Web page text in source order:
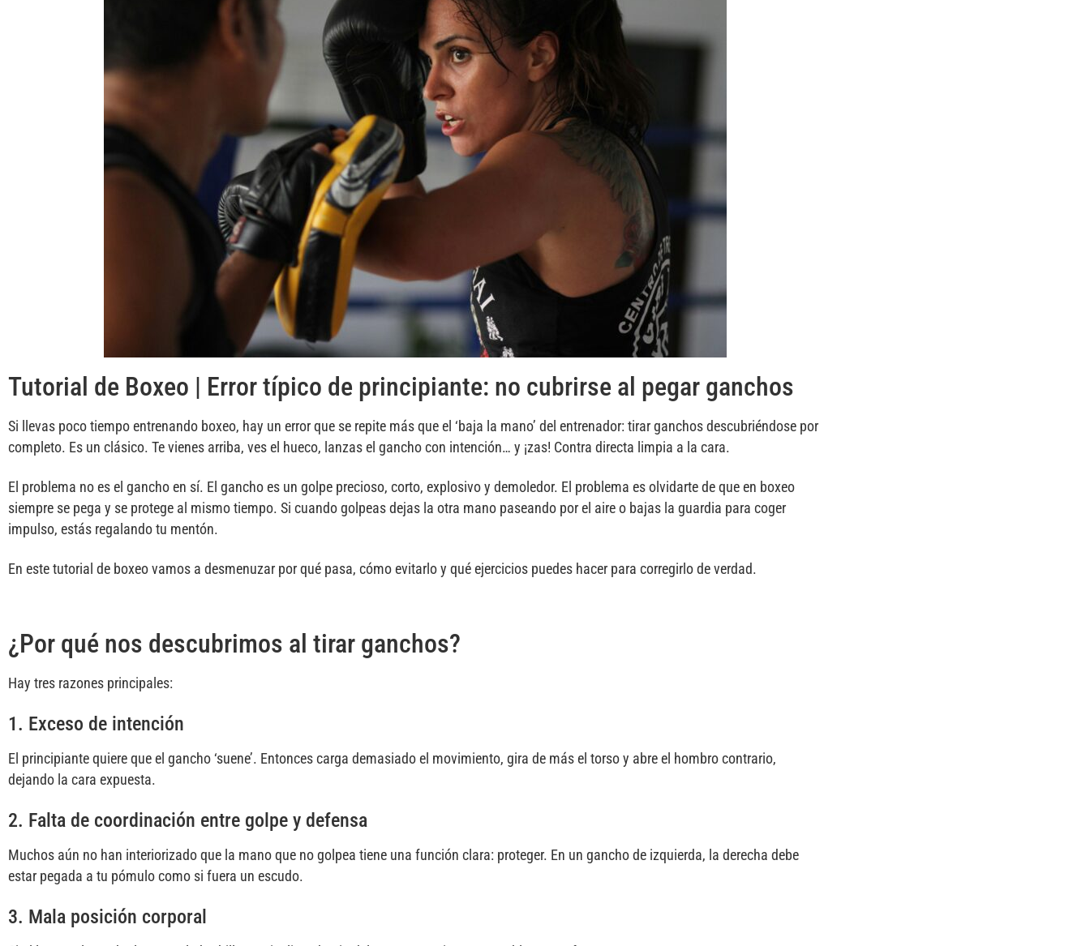
Tutorial de Boxeo | Error típico de principiante: no cubrirse al pegar ganchos
Si llevas poco tiempo entrenando boxeo, hay un error que se repite más que el ‘baja la mano’ del entrenador: tirar ganchos descubriéndose por
completo. Es un clásico. Te vienes arriba, ves el hueco, lanzas el gancho con intención… y ¡zas! Contra directa limpia a la cara.
El problema no es el gancho en sí. El gancho es un golpe precioso, corto, explosivo y demoledor. El problema es olvidarte de que en boxeo
siempre se pega y se protege al mismo tiempo. Si cuando golpeas dejas la otra mano paseando por el aire o bajas la guardia para coger
impulso, estás regalando tu mentón.
En este tutorial de boxeo vamos a desmenuzar por qué pasa, cómo evitarlo y qué ejercicios puedes hacer para corregirlo de verdad.
¿Por qué nos descubrimos al tirar ganchos?
Hay tres razones principales:
1. Exceso de intención
El principiante quiere que el gancho ‘suene’. Entonces carga demasiado el movimiento, gira de más el torso y abre el hombro contrario,
dejando la cara expuesta.
2. Falta de coordinación entre golpe y defensa
Muchos aún no han interiorizado que la mano que no golpea tiene una función clara: proteger. En un gancho de izquierda, la derecha debe
estar pegada a tu pómulo como si fuera un escudo.
3. Mala posición corporal